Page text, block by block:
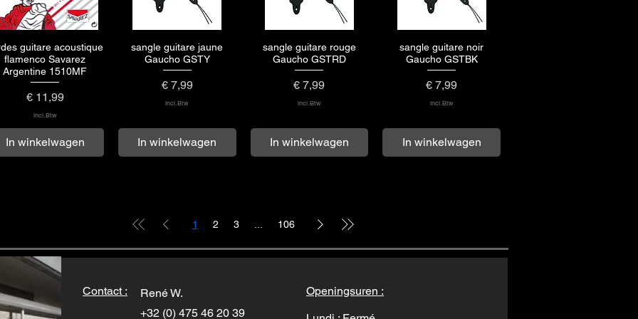
Snel overzicht
guitare acoustique
flamenco Savarez
Argentine 1510MF
Prijs
€ 11,99
incl.Btw
In winkelwagen
Snel overzicht
sangle guitare jaune
Gaucho GSTY
Prijs
€ 7,99
incl.Btw
In winkelwagen
Snel overzicht
sangle guitare rouge
Gaucho GSTRD
Prijs
€ 7,99
incl.Btw
In winkelwagen
Snel overzicht
sangle guitare noir
Gaucho GSTBK
Prijs
€ 7,99
incl.Btw
In winkelwagen
1 2 3 ... 106
Contact :
Openingsuren :
René W.
+32 (0) 475 46 20 39